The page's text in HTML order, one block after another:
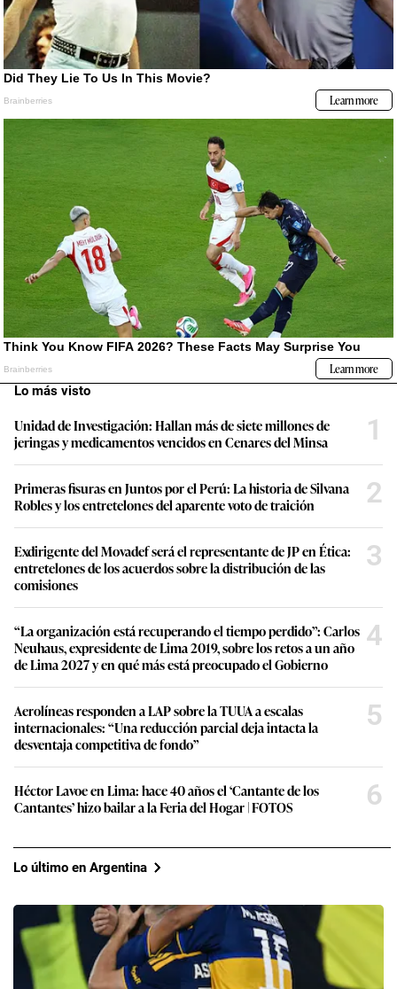
Lo más visto
Unidad de Investigación: Hallan más de siete millones de
jeringas y medicamentos vencidos en Cenares del Minsa
1
Primeras fisuras en Juntos por el Perú: La historia de Silvana
Robles y los entretelones del aparente voto de traición
2
Exdirigente del Movadef será el representante de JP en Ética:
entretelones de los acuerdos sobre la distribución de las
comisiones
3
“La organización está recuperando el tiempo perdido”: Carlos
Neuhaus, expresidente de Lima 2019, sobre los retos a un año
de Lima 2027 y en qué más está preocupado el Gobierno
4
Aerolíneas responden a LAP sobre la TUUA a escalas
internacionales: “Una reducción parcial deja intacta la
desventaja competitiva de fondo”
5
Héctor Lavoe en Lima: hace 40 años el ‘Cantante de los
Cantantes’ hizo bailar a la Feria del Hogar | FOTOS
6
Lo último en Argentina